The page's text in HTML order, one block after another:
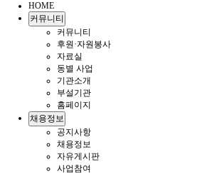
HOME
커뮤니티
커뮤니티
후원·자원봉사
자료실
동별 사업
기관소개
부설기관
홈페이지
채용정보
공지사항
채용정보
자유게시판
사업참여